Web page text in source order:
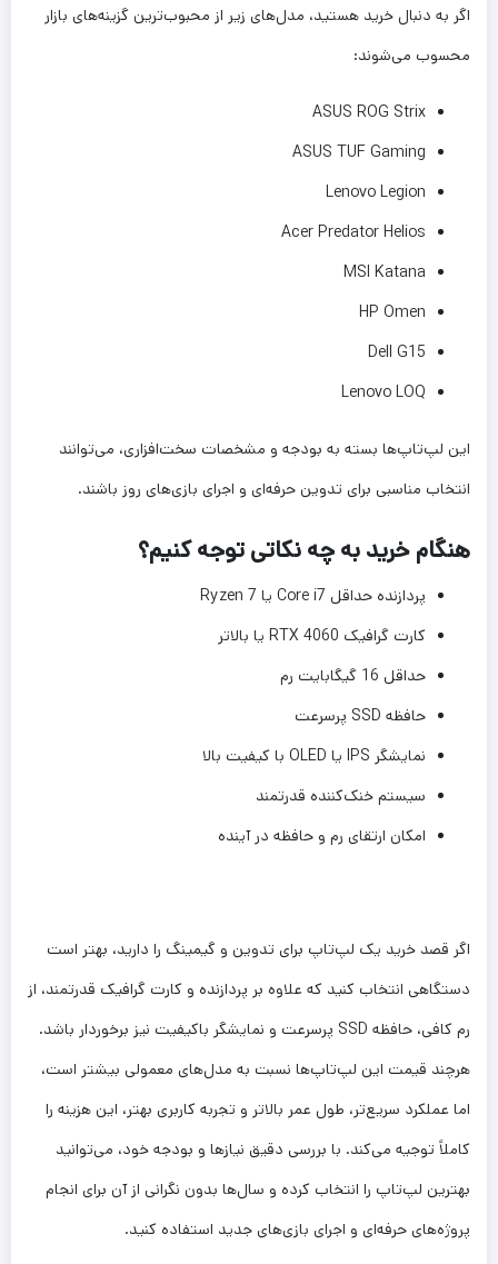
اگر به دنبال خرید هستید، مدل‌های زیر از محبوب‌ترین گزینه‌های بازار
محسوب می‌شوند:
ASUS ROG Strix
ASUS TUF Gaming
Lenovo Legion
Acer Predator Helios
MSI Katana
HP Omen
Dell G15
Lenovo LOQ
این لپ‌تاپ‌ها بسته به بودجه و مشخصات سخت‌افزاری، می‌توانند
انتخاب مناسبی برای تدوین حرفه‌ای و اجرای بازی‌های روز باشند.
هنگام خرید به چه نکاتی توجه کنیم؟
پردازنده حداقل Core i7 یا Ryzen 7
کارت گرافیک RTX 4060 یا بالاتر
حداقل 16 گیگابایت رم
حافظه SSD پرسرعت
نمایشگر IPS یا OLED با کیفیت بالا
سیستم خنک‌کننده قدرتمند
امکان ارتقای رم و حافظه در آینده
اگر قصد خرید یک لپ‌تاپ برای تدوین و گیمینگ را دارید، بهتر است
دستگاهی انتخاب کنید که علاوه بر پردازنده و کارت گرافیک قدرتمند، از
رم کافی، حافظه SSD پرسرعت و نمایشگر باکیفیت نیز برخوردار باشد.
هرچند قیمت این لپ‌تاپ‌ها نسبت به مدل‌های معمولی بیشتر است،
اما عملکرد سریع‌تر، طول عمر بالاتر و تجربه کاربری بهتر، این هزینه را
کاملاً توجیه می‌کند. با بررسی دقیق نیازها و بودجه خود، می‌توانید
بهترین لپ‌تاپ را انتخاب کرده و سال‌ها بدون نگرانی از آن برای انجام
پروژه‌های حرفه‌ای و اجرای بازی‌های جدید استفاده کنید.